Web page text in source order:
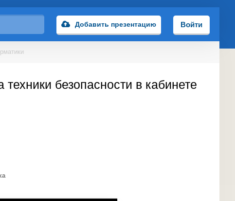
Добавить презентацию Войти
безопасности в кабинете